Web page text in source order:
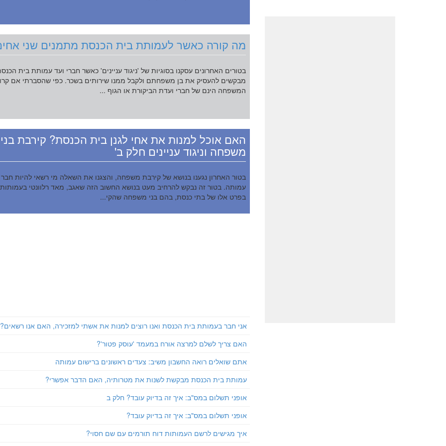
מה קורה כאשר לעמותת בית הכנסת מתמנים שני
בטורים האחרונים עסקנו בסוגיות של 'ניגוד עניינים' כאשר חברי ועד עמותת בית
מבקשים להעסיק את בן משפחתם ולקבל ממנו שירותים בשכר. כפי שהסברתי אם
המשפחה הינם של חברי ועדת הביקורת או הגוף ...
האם אוכל למנות את אחי לגנן בית הכנסת? קירבת בני
משפחה וניגוד עניינים חלק ב'
בטור האחרון נגענו בנושא של קירבת משפחה, והצגנו את השאלה מי רשאי להיות חבר
עמותה. בטור זה נבקש להרחיב מעט בנושא החשוב הזה שאגב, מאד רלוונטי בעמותות
בפרט אלו של בתי כנסת, בהם בני משפחה שהקי...
אני חבר בעמותת בית הכנסת ואנו רוצים למנות את אשתי למזכירה, האם אנו רשאים?
האם צריך לשלם למרצה אורח במעמד 'עוסק פטור'?
אתם שואלים רואה החשבון משיב: צעדים ראשונים ברישום עמותה
עמותת בית הכנסת מבקשת לשנות את מטרותיה, האם הדבר אפשרי?
אופני תשלום במס"ב: איך זה בדיוק עובד? חלק ב
אופני תשלום במס"ב: איך זה בדיוק עובד?
איך מגישים לרשם העמותות דוח תורמים עם שם חסוי?